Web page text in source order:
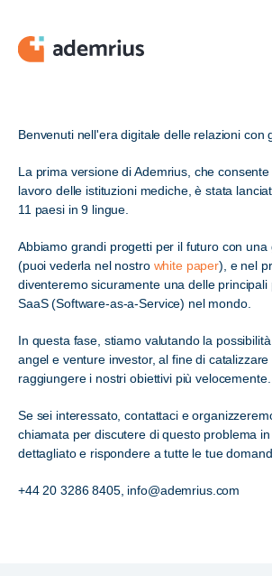
Benvenuti nell'era digitale delle relazioni con
La prima versione di Ademrius, che
lavoro delle istituzioni mediche, è stata
11 paesi in 9 lingue.
Abbiamo grandi progetti per il futuro con
(puoi vederla nel nostro white paper), e nel
diventeremo sicuramente una delle
SaaS (Software-as-a-Service) nel mondo.
In questa fase, stiamo valutando la
angel e venture investor, al fine di
raggiungere i nostri obiettivi più velocemente.
Se sei interessato, contattaci e
chiamata per discutere di questo problema
dettagliato e rispondere a tutte le tue
+44 20 3286 8405, info@ademrius.com